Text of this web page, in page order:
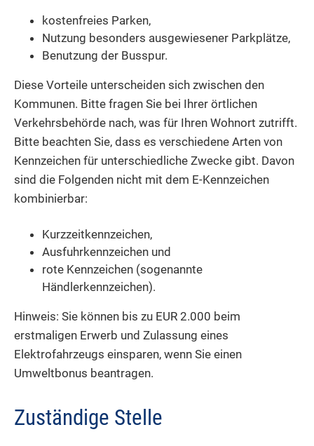
kostenfreies Parken,
Nutzung besonders ausgewiesener Parkplätze,
Benutzung der Busspur.
Diese Vorteile unterscheiden sich zwischen den
Kommunen. Bitte fragen Sie bei Ihrer örtlichen
Verkehrsbehörde nach, was für Ihren Wohnort zutrifft.
Bitte beachten Sie, dass es verschiedene Arten von
Kennzeichen für unterschiedliche Zwecke gibt. Davon
sind die Folgenden nicht mit dem E-Kennzeichen
kombinierbar:
Kurzzeitkennzeichen,
Ausfuhrkennzeichen und
rote Kennzeichen (sogenannte
Händlerkennzeichen).
Hinweis: Sie können bis zu EUR 2.000 beim
erstmaligen Erwerb und Zulassung eines
Elektrofahrzeugs einsparen, wenn Sie einen
Umweltbonus beantragen.
Zuständige Stelle